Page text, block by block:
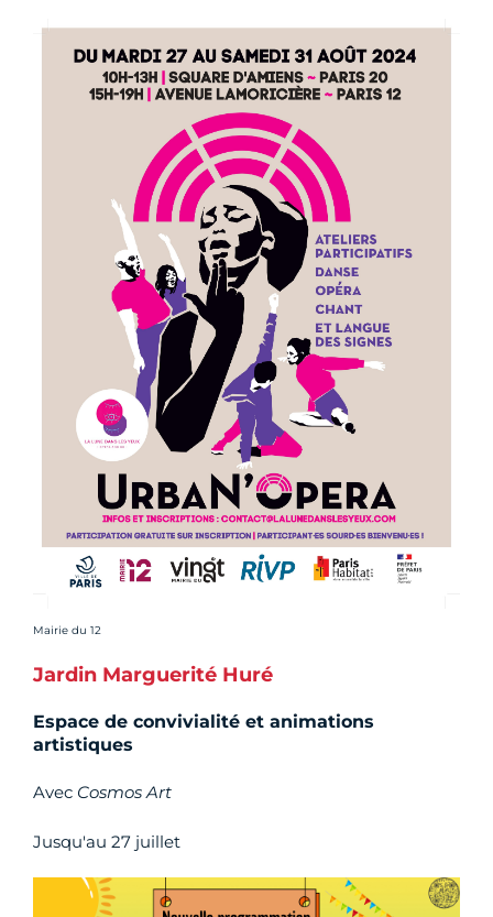
Crédit photo :
Mairie du 12
Jardin Marguerité Huré
Espace de convivialité et animations
artistiques
Avec Cosmos Art
Jusqu'au 27 juillet